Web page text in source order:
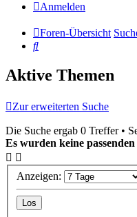
Anmelden
Foren-Übersicht
Suche
Aktive Themen
Zur erweiterten Suche
Die Suche ergab 0 Treffer •
Es wurden keine
Anzeigen: